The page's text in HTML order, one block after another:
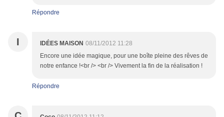
Répondre
I IDÉES MAISON 08/11/2012 11:28
Encore une idée magique, pour une boîte pleine des rêves de
notre enfance !<br /> <br /> Vivement la fin de la réalisation !
Répondre